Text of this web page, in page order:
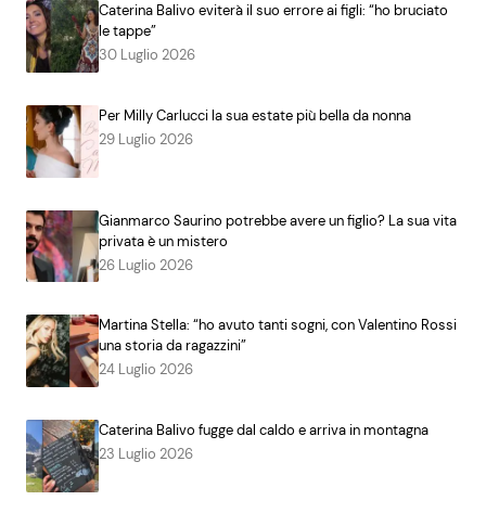
Caterina Balivo eviterà il suo errore ai figli: “ho bruciato
le tappe”
30 Luglio 2026
Per Milly Carlucci la sua estate più bella da nonna
29 Luglio 2026
Gianmarco Saurino potrebbe avere un figlio? La sua vita
privata è un mistero
26 Luglio 2026
Martina Stella: “ho avuto tanti sogni, con Valentino Rossi
una storia da ragazzini”
24 Luglio 2026
Caterina Balivo fugge dal caldo e arriva in montagna
23 Luglio 2026